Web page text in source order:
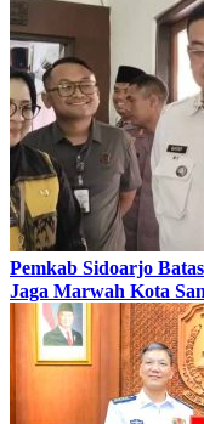
Pemkab Sidoarjo
Jaga Marwah Kota